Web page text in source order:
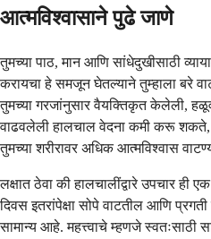
आत्मविश्वासाने पुढे जाणे
तुमच्या पाठ, मान आणि सांधेदुखीसाठी
करायचा हे समजून घेतल्याने तुम्हाला बरे
तुमच्या गरजांनुसार वैयक्तिकृत केलेली,
वाढवलेली हालचाल वेदना कमी करू शकते,
तुमच्या शरीरावर अधिक आत्मविश्वास
लक्षात ठेवा की हालचालींद्वारे उपचार ही
दिवस इतरांपेक्षा सोपे वाटतील आणि
सामान्य आहे. महत्त्वाचे म्हणजे स्वतःसाठी